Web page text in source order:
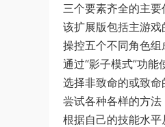
三个要素齐全的主
该扩展版包括主游戏
操控五个不同角色
通过“影子模式”功
选择非致命的或致命
尝试各种各样的方
根据自己的技能水平